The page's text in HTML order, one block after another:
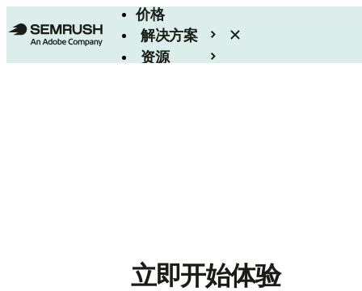
价格
解决方案
资源
立即开始体验